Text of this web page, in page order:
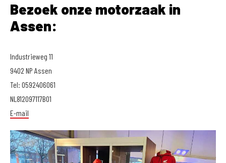
Bezoek onze motorzaak in
Assen:
Industrieweg 11
9402 NP Assen
Tel: 0592406061
NL812097117B01
E-mail